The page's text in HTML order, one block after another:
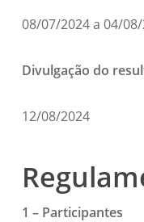
08/07/2024 a 04/
Divulgação do
12/08/2024
1 – Participantes